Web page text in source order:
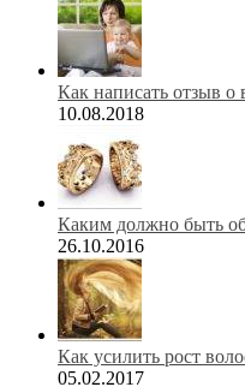
Как написать отзыв о
10.08.2018
Каким должно быть
26.10.2016
Как усилить рост
05.02.2017